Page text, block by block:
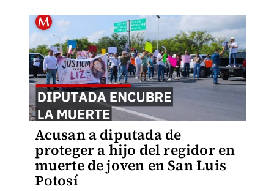
Acusan a diputada de
proteger a hijo del regidor en
muerte de joven en San Luis
Potosí